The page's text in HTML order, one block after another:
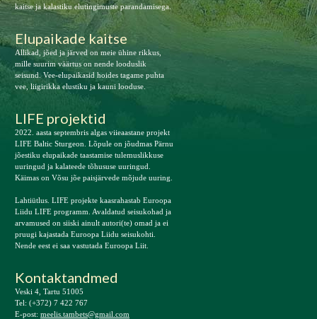
kaitse ja kalastiku elutingimuste parandamisega.
Elupaikade kaitse
Allikad, jõed ja järved on meie ühine rikkus,
mille suurim väärtus on nende looduslik
seisund. Vee-elupaikasid hoides tagame puhta
vee, liigirikka elustiku ja kauni looduse.
LIFE projektid
2022. aasta septembris algas viieaastane projekt
LIFE Baltic Sturgeon. Lõpule on jõudmas Pärnu
jõestiku elupaikade taastamise tulemuslikkuse
uuringud ja kalateede tõhususe uuringud.
Käimas on Võsu jõe paisjärvede mõjude uuring.
Lahtiütlus. LIFE projekte kaasrahastab Euroopa
Liidu LIFE programm. Avaldatud seisukohad ja
arvamused on siiski ainult autori(te) omad ja ei
pruugi kajastada Euroopa Liidu seisukohti.
Nende eest ei saa vastutada Euroopa Liit.
Kontaktandmed
Veski 4, Tartu 51005
Tel: (+372) 7 422 767
E-post: meelis.tambets@gmail.com